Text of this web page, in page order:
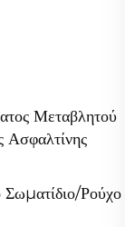
Μεταβλητού
Ασφαλτίνης
Ρούχο